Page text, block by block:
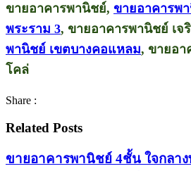
ขายอาคารพานิชย์, ขายอาคารพ
พระราม 3, ขายอาคารพานิชย์ เจ
พานิชย์ เขตบางคอแหลม, ขายอา
โคล่
Share :
Related Posts
ขายอาคารพานิชย์ 4ชั้น ใจกลาง